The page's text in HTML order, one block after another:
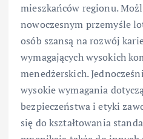
mieszkańców regionu.
nowoczesnym przemyśle
osób szansą na rozwój
wymagających wysokich
menedżerskich.
wysokie wymagania
bezpieczeństwa i etyki
się do kształtowania